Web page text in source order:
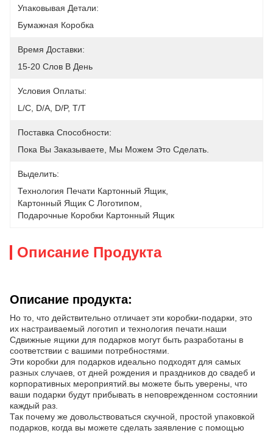
Упаковывая Детали:
Бумажная Коробка
Время Доставки:
15-20 Слов В День
Условия Оплаты:
L/C, D/A, D/P, T/T
Поставка Способности:
Пока Вы Заказываете, Мы Можем Это Сделать.
Выделить:
Технология Печати Картонный Ящик
Картонный Ящик С Логотипом
Подарочные Коробки Картонный Ящик
Описание Продукта
Описание продукта:
Но то, что действительно отличает эти коробки-подарки, это
их настраиваемый логотип и технология печати.наши
Сдвижные ящики для подарков могут быть разработаны в
соответствии с вашими потребностями.
Эти коробки для подарков идеально подходят для самых
разных случаев, от дней рождения и праздников до свадеб и
корпоративных мероприятий.вы можете быть уверены, что
ваши подарки будут прибывать в неповрежденном состоянии
каждый раз.
Так почему же довольствоваться скучной, простой упаковкой
подарков, когда вы можете сделать заявление с помощью